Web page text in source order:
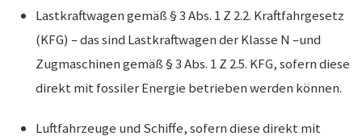
Lastkraftwagen gemäß § 3 Abs. 1 Z 2.2. Kraftfahrgesetz
(KFG) – das sind Lastkraftwagen der Klasse N –und
Zugmaschinen gemäß § 3 Abs. 1 Z 2.5. KFG, sofern diese
direkt mit fossiler Energie betrieben werden können.
Luftfahrzeuge und Schiffe, sofern diese direkt mit